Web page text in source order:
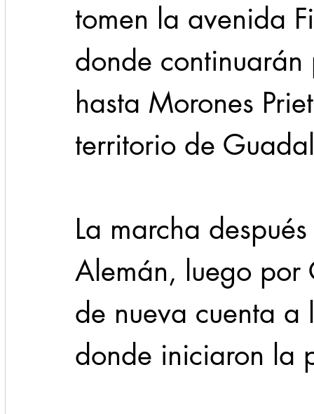
tomen la avenida
donde
hasta Morones
territorio de
La marcha
Alemán, luego
de nueva cuenta
donde